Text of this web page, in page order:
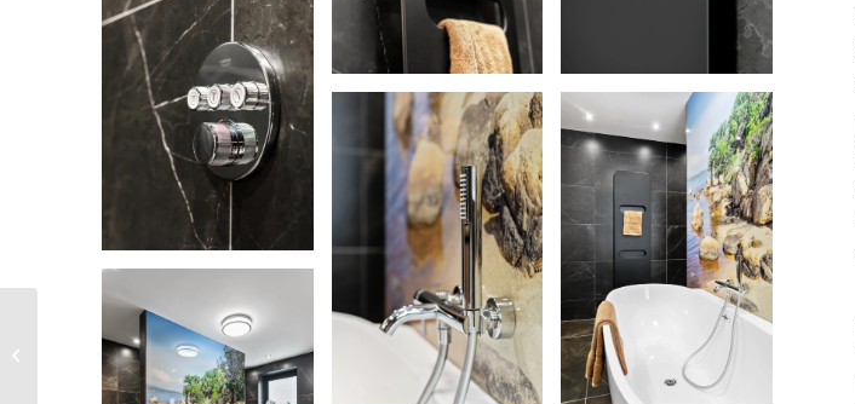
Esther en Jordi